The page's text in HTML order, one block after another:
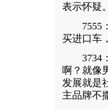
表示怀疑。
7555：
买进口车
3734：
啊？就像
发展就是
主品牌不